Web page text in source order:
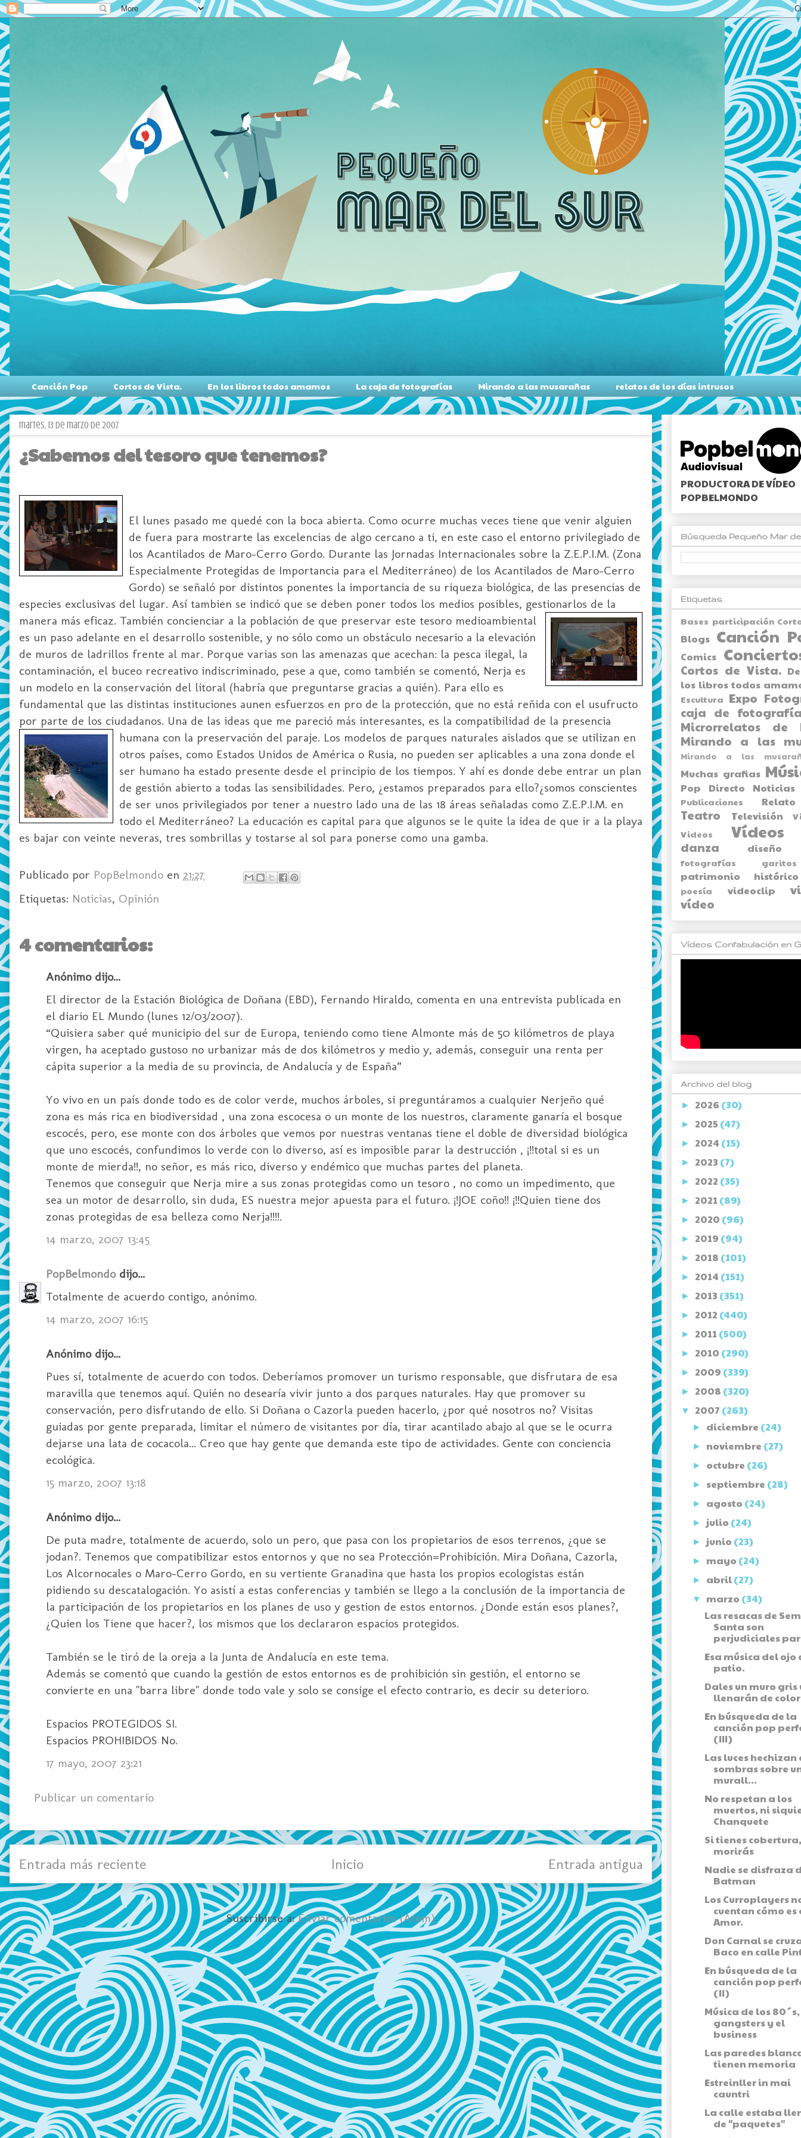
Canción Pop Cortos de Vista. En los libros todos amamos La caja de fotografías Mirando a las musarañas relatos de los días intrusos
martes, 13 de marzo de 2007
¿Sabemos del tesoro que tenemos?
El lunes pasado me quedé con la boca abierta. Como ocurre muchas veces tiene que venir alguien
de fuera para mostrarte las excelencias de algo cercano a ti, en este caso el entorno privilegiado de
los Acantilados de Maro-Cerro Gordo. Durante las Jornadas Internacionales sobre la Z.E.P.I.M. (Zona
Especialmente Protegidas de Importancia para el Mediterráneo) de los Acantilados de Maro-Cerro
Gordo) se señaló por distintos ponentes la importancia de su riqueza biológica, de las presencias de
especies exclusivas del lugar. Así tambien se indicó que se deben poner todos los medios posibles, gestionarlos de la
manera más eficaz. También concienciar a la población de que preservar este tesoro medioambiental
es un paso adelante en el desarrollo sostenible, y no sólo como un obstáculo necesario a la elevación
de muros de ladrillos frente al mar. Porque varias son las amenazas que acechan: la pesca ilegal, la
contaminación, el buceo recreativo indiscriminado, pese a que, como también se comentó, Nerja es
un modelo en la conservación del litoral (habría que preguntarse gracias a quién). Para ello es
fundamental que las distintas instituciones aunen esfuerzos en pro de la protección, que no está reñida con el usufructo
por parte de los ciudadanos. Una de las ideas que me pareció más interesantes, es la compatibilidad de la presencia
humana con la preservación del paraje. Los modelos de parques naturales aislados que se utilizan en
otros países, como Estados Unidos de América o Rusia, no pueden ser aplicables a una zona donde el
ser humano ha estado presente desde el principio de los tiempos. Y ahí es donde debe entrar un plan
de gestión abierto a todas las sensibilidades. Pero, ¿estamos preparados para ello?¿somos conscientes
de ser unos privilegiados por tener a nuestro lado una de las 18 áreas señaladas como Z.E.P.I.M. en
todo el Mediterráneo? La educación es capital para que algunos se le quite la idea de que ir a la playa
es bajar con veinte neveras, tres sombrillas y tostarse al sol para ponerse como una gamba.
Publicado por PopBelmondo en 21:27
Etiquetas: Noticias, Opinión
4 comentarios:
Anónimo dijo...
El director de la Estación Biológica de Doñana (EBD), Fernando Hiraldo, comenta en una entrevista publicada en
el diario EL Mundo (lunes 12/03/2007).
“Quisiera saber qué municipio del sur de Europa, teniendo como tiene Almonte más de 50 kilómetros de playa
virgen, ha aceptado gustoso no urbanizar más de dos kilómetros y medio y, además, conseguir una renta per
cápita superior a la media de su provincia, de Andalucía y de España”
Yo vivo en un país donde todo es de color verde, muchos árboles, si preguntáramos a cualquier Nerjeño qué
zona es más rica en biodiversidad , una zona escocesa o un monte de los nuestros, claramente ganaría el bosque
escocés, pero, ese monte con dos árboles que vemos por nuestras ventanas tiene el doble de diversidad biológica
que uno escocés, confundimos lo verde con lo diverso, así es imposible parar la destrucción , ¡!!total si es un
monte de mierda!!, no señor, es más rico, diverso y endémico que muchas partes del planeta.
Tenemos que conseguir que Nerja mire a sus zonas protegidas como un tesoro , no como un impedimento, que
sea un motor de desarrollo, sin duda, ES nuestra mejor apuesta para el futuro. ¡!JOE coño!! ¡!!Quien tiene dos
zonas protegidas de esa belleza como Nerja!!!!.
14 marzo, 2007 13:45
PopBelmondodijo...
Totalmente de acuerdo contigo, anónimo.
14 marzo, 2007 16:15
Anónimo dijo...
Pues sí, totalmente de acuerdo con todos. Deberíamos promover un turismo responsable, que disfrutara de esa
maravilla que tenemos aquí. Quién no desearía vivir junto a dos parques naturales. Hay que promover su
conservación, pero disfrutando de ello. Si Doñana o Cazorla pueden hacerlo, ¿por qué nosotros no? Visitas
guiadas por gente preparada, limitar el número de visitantes por día, tirar acantilado abajo al que se le ocurra
dejarse una lata de cocacola... Creo que hay gente que demanda este tipo de actividades. Gente con conciencia
ecológica.
15 marzo, 2007 13:18
Anónimo dijo...
De puta madre, totalmente de acuerdo, solo un pero, que pasa con los propietarios de esos terrenos, ¿que se
jodan?. Tenemos que compatibilizar estos entornos y que no sea Protección=Prohibición. Mira Doñana, Cazorla,
Los Alcornocales o Maro-Cerro Gordo, en su vertiente Granadina que hasta los propios ecologistas están
pidiendo su descatalogación. Yo asistí a estas conferencias y también se llego a la conclusión de la importancia de
la participación de los propietarios en los planes de uso y gestion de estos entornos. ¿Donde están esos planes?,
¿Quien los Tiene que hacer?, los mismos que los declararon espacios protegidos.
También se le tiró de la oreja a la Junta de Andalucía en este tema.
Además se comentó que cuando la gestión de estos entornos es de prohibición sin gestión, el entorno se
convierte en una "barra libre" donde todo vale y solo se consige el efecto contrario, es decir su deterioro.
Espacios PROTEGIDOS SI.
Espacios PROHIBIDOS No.
17 mayo, 2007 23:21
Publicar un comentario
Entrada más reciente Entrada antigua
Inicio
Suscribirse a:Enviar comentarios (Atom)
PRODUCTORA DE VÍDEO
POPBELMONDO
Búsqueda Pequeño Mar
Etiquetas
Bases participación
Blogs Canción
Comics
Cortos de Vista.
los libros todos
Escultura Expo
caja de
Microrrelatos de
Mirando a las
Mirando a las
Muchas grafias
Pop Directo Noticias
Publicaciones Relato
Teatro Televisión
Videos
Vídeos
danza diseño
fotografías garitos
patrimonio histórico
poesía videoclip
vídeo
Vídeos Confabulación en
Archivo del blog
► 2026 (30)
► 2025 (47)
► 2024 (15)
► 2023 (7)
► 2022 (35)
► 2021 (89)
► 2020 (96)
► 2019 (94)
► 2018 (101)
► 2014 (151)
► 2013 (351)
► 2012 (440)
► 2011 (500)
► 2010 (290)
► 2009 (339)
► 2008 (320)
▼ 2007 (263)
► diciembre (24)
► noviembre (27)
► octubre (26)
► septiembre (28)
► agosto (24)
► julio (24)
► junio (23)
► mayo (24)
► abril(27)
▼ marzo (34)
Las resacas de
Santa son
perjudiciales
Esa música del ojo
patio.
Dales un muro gris
llenarán de
En búsqueda de la
canción pop
(III)
Las luces hechizan
sombras sobre
murall...
No respetan a los
muertos, ni
Chanquete
Si tienes cobertura,
morirás
Nadie se disfraza
Batman
Los Curroplayers
cuentan cómo es
Amor.
Don Carnal se
Baco en calle
En búsqueda de la
canción pop
(II)
Música de los 80´s,
gangsters y el
business
Las paredes
tienen memoria
Estreinller in mai
cauntri
La calle estaba
de "paquetes"